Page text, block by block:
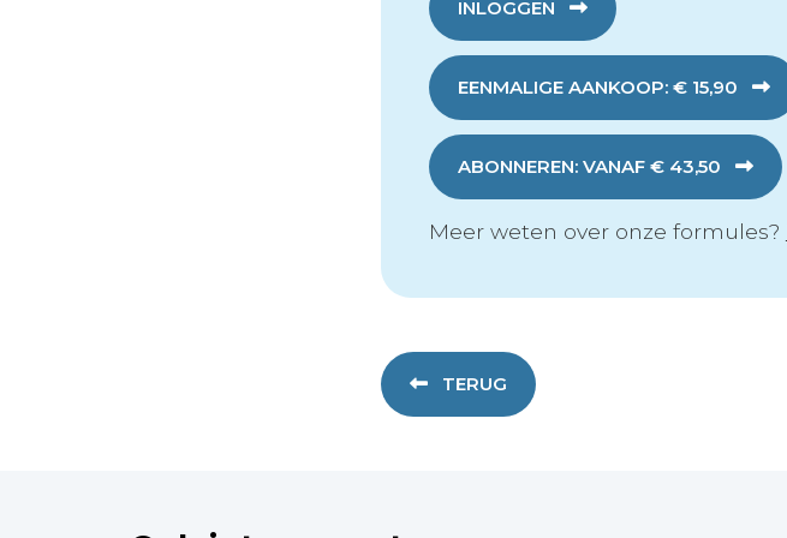
INLOGGEN
EENMALIGE AANKOOP: € 15,90
ABONNEREN: VANAF € 43,50
Meer weten over onze formules?
TERUG